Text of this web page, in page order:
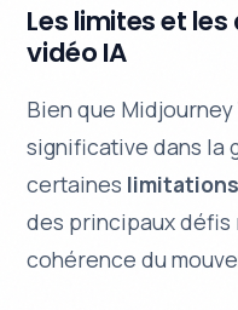
Les limites et
vidéo IA
Bien que
significative dans la
certaines limitations
des principaux défis
cohérence du